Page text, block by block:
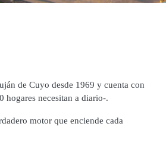
de Cuyo desde 1969 y cuenta con
hogares necesitan a diario-.
motor que enciende cada